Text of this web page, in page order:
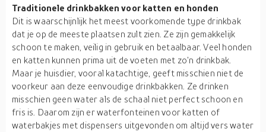
Traditionele drinkbakken voor katten en honden
Dit is waarschijnlijk het meest voorkomende type drinkbak
dat je op de meeste plaatsen zult zien. Ze zijn gemakkelijk
schoon te maken, veilig in gebruik en betaalbaar. Veel honden
en katten kunnen prima uit de voeten met zo'n drinkbak.
Maar je huisdier, vooral katachtige, geeft misschien niet de
voorkeur aan deze eenvoudige drinkbakken. Ze drinken
misschien geen water als de schaal niet perfect schoon en
fris is. Daarom zijn er waterfonteinen voor katten of
waterbakjes met dispensers uitgevonden om altijd vers water